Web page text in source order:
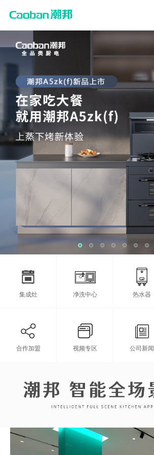
集成灶 净洗中心 热水器
合作加盟 视频专区 公司新闻